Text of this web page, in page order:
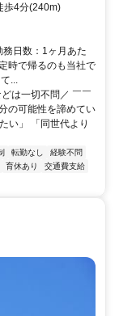
歩4分(240m)
日数：1ヶ月あた
時で帰るのも当社で
...
は一切不問／ ￣￣
の可能性を諦めてい
い」 「同世代より
転勤なし
経験不問
育休あり
交通費支給